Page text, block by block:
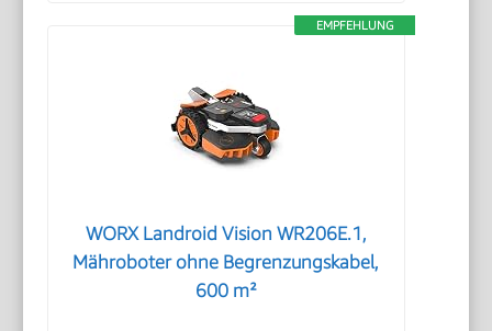
EMPFEHLUNG
WORX Landroid Vision WR206E.1,
Mähroboter ohne Begrenzungskabel,
600 m²